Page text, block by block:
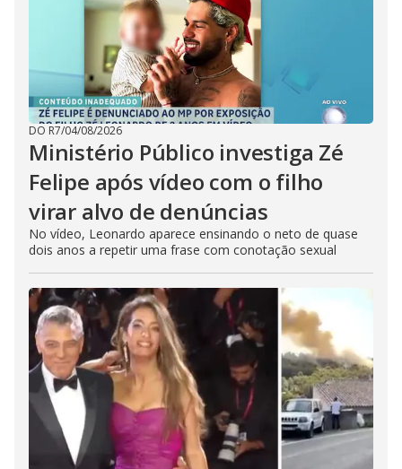
DO R7/04/08/2026
Ministério Público investiga Zé
Felipe após vídeo com o filho
virar alvo de denúncias
No vídeo, Leonardo aparece ensinando o neto de quase
dois anos a repetir uma frase com conotação sexual